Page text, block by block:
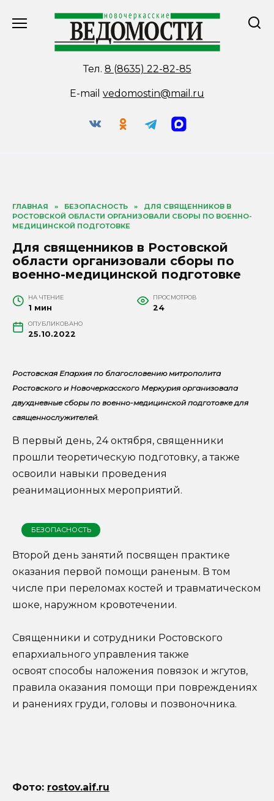
Тел. 8 (8635) 22-82-85
E-mail vedomostin@mail.ru
ГЛАВНАЯ » БЕЗОПАСНОСТЬ »
ДЛЯ СВЯЩЕННИКОВ В
РОСТОВСКОЙ ОБЛАСТИ ОРГАНИЗОВАЛИ СБОРЫ ПО ВОЕННО-
МЕДИЦИНСКОЙ ПОДГОТОВКЕ
Для священников в Ростовской
области организовали сборы по
военно-медицинской подготовке
НА ЧТЕНИЕ
1 мин
ПРОСМОТРОВ
24
ОПУБЛИКОВАНО
25.10.2022
Ростовская Епархия по благословению митрополита
Ростовского и Новочеркасского Меркурия организовала
двухдневные сборы по военно-медицинской подготовке для
священнослужителей.
В первый день, 24 октября, священники
прошли теоретическую подготовку, а также
освоили навыки проведения
реанимационных мероприятий.
БЕЗОПАСНОСТЬ
Второй день занятий посвящен практике
оказания первой помощи раненым. В том
числе при переломах костей и травматическом
шоке, наружном кровотечении.
Священники и сотрудники Ростовского
епархиального управления также
освоят способы наложения повязок и жгутов,
правила оказания помощи при повреждениях
и ранениях груди, головы и позвоночника.
Фото: rostov.aif.ru